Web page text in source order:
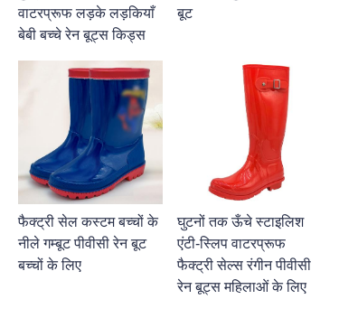
वाटरप्रूफ लड़के लड़कियाँ
बेबी बच्चे रेन बूट्स किड्स
बूट
फैक्ट्री सेल कस्टम बच्चों के
नीले गम्बूट पीवीसी रेन बूट
बच्चों के लिए
घुटनों तक ऊँचे स्टाइलिश
एंटी-स्लिप वाटरप्रूफ
फैक्ट्री सेल्स रंगीन पीवीसी
रेन बूट्स महिलाओं के लिए